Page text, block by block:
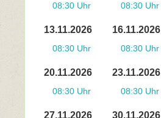
08:30 Uhr 08:30 Uhr
13.11.2026
08:30 Uhr
16.11.2026
08:30 Uhr
20.11.2026
08:30 Uhr
23.11.2026
08:30 Uhr
27.11.2026 30.11.2026